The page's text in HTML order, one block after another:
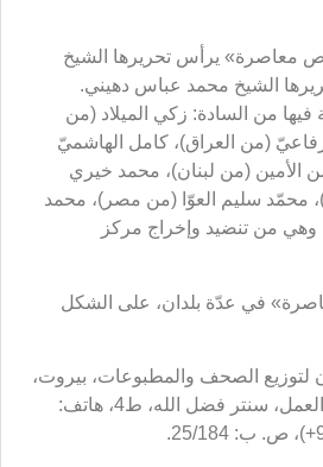
معاصرة» يرأس تحريرها الشيخ
الشيخ محمد عباس دهيني.
فيها من السادة: زكي الميلاد (من
(من العراق)، كامل الهاشميّ
الأمين (من لبنان)، محمد خيري
محمّد سليم العوّا (من مصر)، محمد
من تنضيد وإخراج مركز
في عدّة بلدان، على الشكل
لتوزيع الصحف والمطبوعات، بيروت،
المشرّفية، مقابل وزارة العمل، سنتر فضل الله، ط4، هاتف: